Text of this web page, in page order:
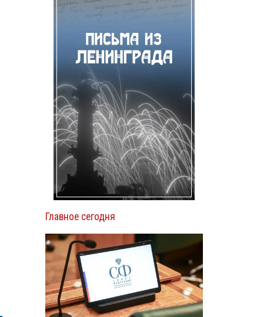
Главное сегодня